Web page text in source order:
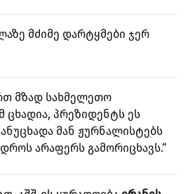
მძიმე დარტყმები ჯერ
მზად სახმელეთო
ცხადია, პრეზიდენტს ეს
მან ჟურნალისტებს
არაფერს გამორიცხავს.“